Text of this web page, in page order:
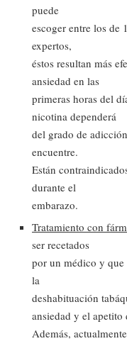
puede
escoger entre los de
expertos,
éstos resultan más
ansiedad en las
primeras horas del
nicotina dependerá
del grado de
encuentre.
Están
durante el
embarazo.
Tratamiento con
ser recetados
por un médico y que
la
deshabituación
ansiedad y el
Además, actualmente